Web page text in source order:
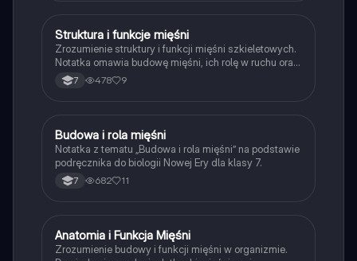
Idealne dla uczniów i studentów biologii. Typ:
podsumowanie.
Biologia
Struktura i funkcje mięśni
Zrozumienie struktury i funkcji mięśni szkieletowych.
Notatka omawia budowę mięśni, ich rolę w ruchu oraz
procesy energetyczne, w tym oddychanie tlenowe i
beztlenowe. Idealna dla uczniów klasy 7. Kluczowe
7 478 9
Biologia
Budowa i rola mięśni
Notatka z tematu „Budowa i rola mięśni” na podstawie
podręcznika do biologii Nowej Ery dla klasy 7.
7 682 11
Biologia
Anatomia i Funkcja Mięśni
Zrozumienie budowy i funkcji mięśni w organizmie.